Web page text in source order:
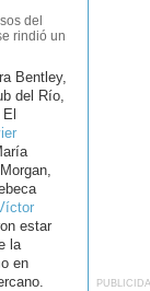
del
rindió un
Bentley,
del Río,
estar
la
en